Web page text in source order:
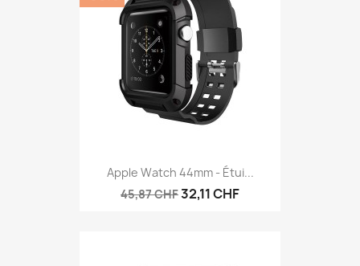
Apple Watch 44mm - Étui...
45,87 CHF32,11 CHF